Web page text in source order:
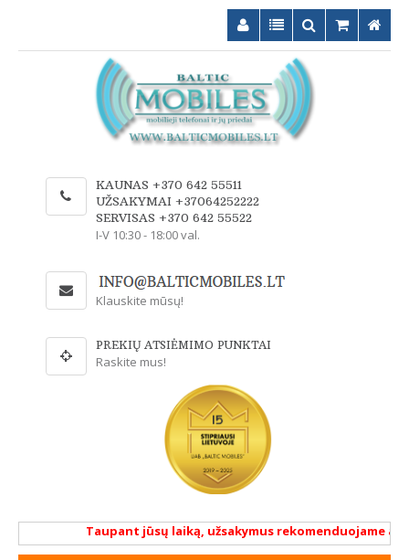
KAUNAS +370 642 55511
UŽSAKYMAI +37064252222
SERVISAS +370 642 55522
I-V 10:30 - 18:00 val.
Klauskite mūsų!
PREKIŲ ATSIĖMIMO PUNKTAI
Raskite mus!
Taupant jūsų laiką, užsakymus rekomenduojame